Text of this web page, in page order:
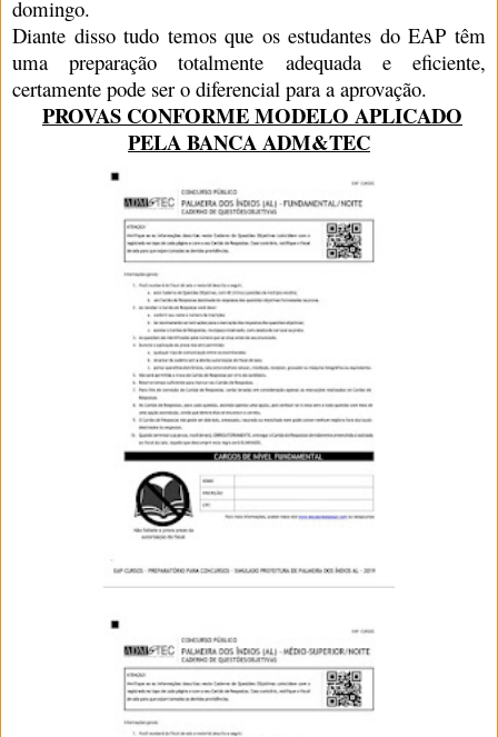
domingo.
Diante disso tudo temos que os estudantes do EAP têm
uma preparação totalmente adequada e eficiente,
certamente pode ser o diferencial para a aprovação.
PROVAS CONFORME MODELO APLICADO
PELA BANCA ADM&TEC